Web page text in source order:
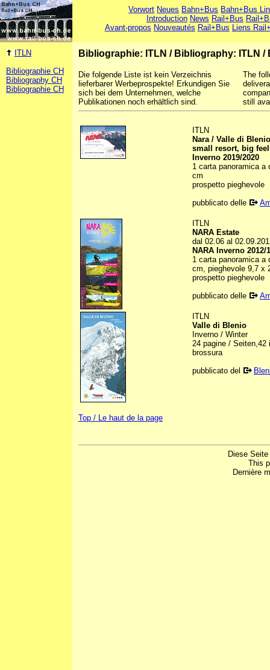
Vorwort Neues Bahn+Bus Bahn+Bus
Introduction News Rail+Bus
Avant-propos Nouveautés Rail+Bus Liens
ITLN
Bibliographie CH
Bibliography CH
Bibliographie CH
Bibliographie: ITLN / Bibliography: ITLN /
Die folgende Liste ist kein Verzeichnis
lieferbarer Werbeprospekte! Erkundigen Sie
sich bei dem Unternehmen, welche
Publikationen noch erhältlich sind.
The
still
ITLN
Nara / Valle di Blenio
small resort, big
Inverno 2019/2020
1 carta panoramica
cm
prospetto pieghevole
pubblicato delle
ITLN
NARA Estate
dal 02.06 al
NARA Inverno 2012/
1 carta panoramica a
cm, pieghevole 9,7 x
prospetto pieghevole
pubblicato delle
ITLN
Valle di Blenio
Inverno / Winter
24 pagine / Seiten,42
brossura
pubblicato del
Top / Le haut de la page
Diese
This
Dernière